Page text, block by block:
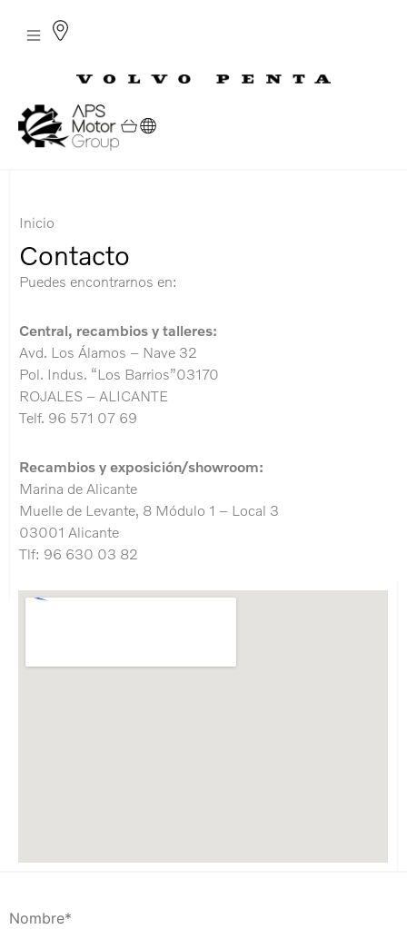
Inicio
Contacto
Puedes encontrarnos en:
Central, recambios y talleres:
Avd. Los Álamos – Nave 32
Pol. Indus. “Los Barrios”03170
ROJALES – ALICANTE
Telf. 96 571 07 69
Recambios y exposición/showroom:
Marina de Alicante
Muelle de Levante, 8 Módulo 1 – Local 3
03001 Alicante
Tlf: 96 630 03 82
Nombre*